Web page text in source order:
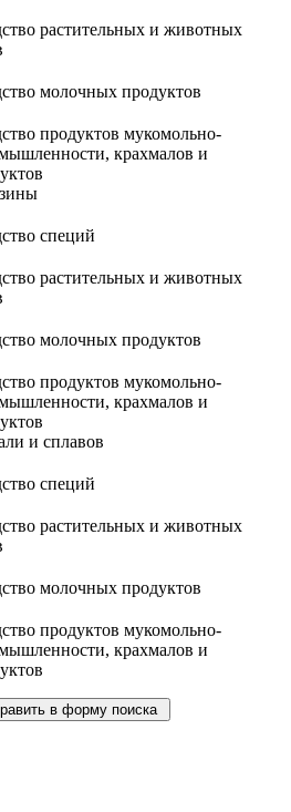
растительных и животных
молочных продуктов
продуктов мукомольно-
крахмалов и
специй
растительных и животных
молочных продуктов
продуктов мукомольно-
крахмалов и
и сплавов
специй
растительных и животных
молочных продуктов
продуктов мукомольно-
крахмалов и